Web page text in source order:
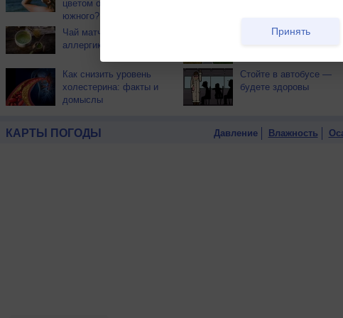
цветом отличается от
южного?
Чай матча может помочь
аллергикам
Как устоять соблазну
Как снизить уровень
холестерина: факты и
домыслы
Стойте в автобусе —
будете здоровы
КАРТЫ ПОГОДЫ Давление Влажность
Принять